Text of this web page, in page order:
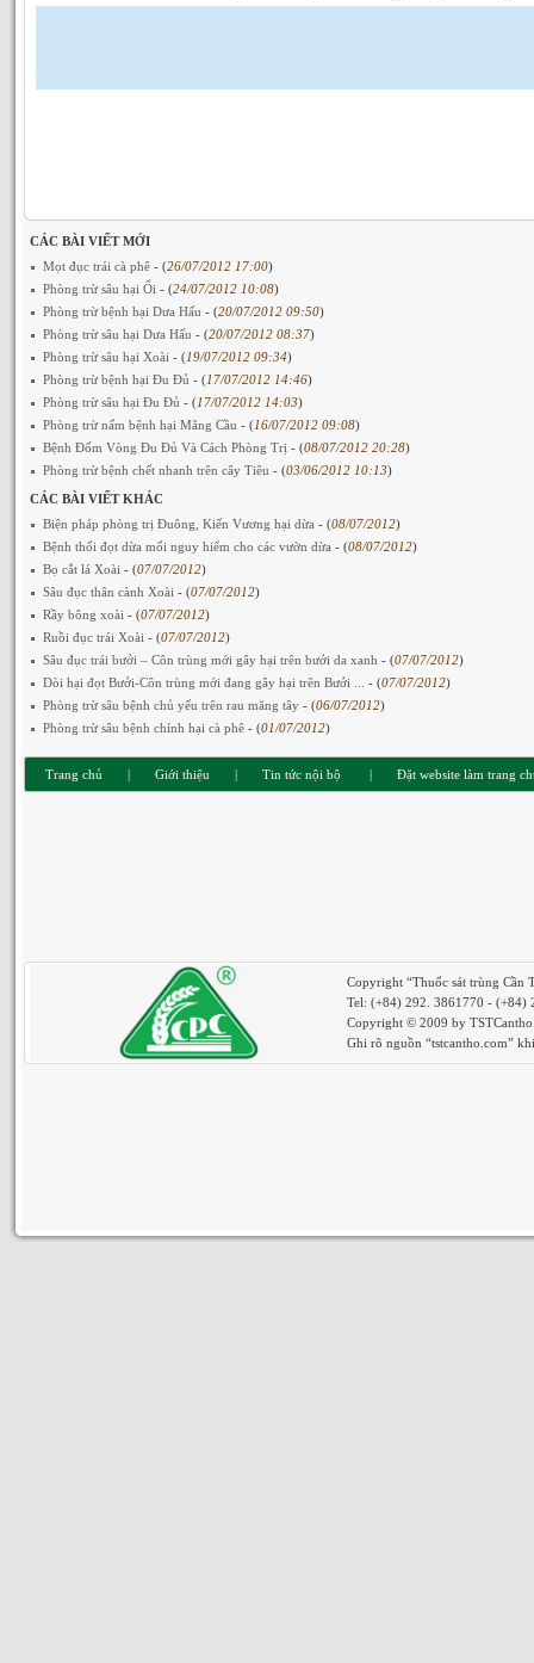
CÁC BÀI VIẾT MỚI
Mọt đục trái cà phê - (26/07/2012 17:00)
Phòng trừ sâu hại Ổi - (24/07/2012 10:08)
Phòng trừ bệnh hại Dưa Hấu - (20/07/2012 09:50)
Phòng trừ sâu hại Dưa Hấu - (20/07/2012 08:37)
Phòng trừ sâu hại Xoài - (19/07/2012 09:34)
Phòng trừ bệnh hại Đu Đủ - (17/07/2012 14:46)
Phòng trừ sâu hại Đu Đủ - (17/07/2012 14:03)
Phòng trừ nấm bệnh hại Mãng Cầu - (16/07/2012 09:08)
Bệnh Đốm Vòng Đu Đủ Và Cách Phòng Trị - (08/07/2012 20:28)
Phòng trừ bệnh chết nhanh trên cây Tiêu - (03/06/2012 10:13)
CÁC BÀI VIẾT KHÁC
Biện pháp phòng trị Đuông, Kiến Vương hại dừa - (08/07/2012)
Bệnh thối đọt dừa mối nguy hiểm cho các vườn dừa - (08/07/2012)
Bọ cắt lá Xoài - (07/07/2012)
Sâu đục thân cành Xoài - (07/07/2012)
Rầy bông xoài - (07/07/2012)
Ruồi đục trái Xoài - (07/07/2012)
Sâu đục trái bưởi – Côn trùng mới gây hại trên bưởi da xanh - (07/07/2012)
Dòi hại đọt Bưởi-Côn trùng mới đang gây hại trên Bưởi ... - (07/07/2012)
Phòng trừ sâu bệnh chủ yếu trên rau măng tây - (06/07/2012)
Phòng trừ sâu bệnh chính hại cà phê - (01/07/2012)
Trang chủ | Giới thiệu | Tin tức nội bộ | Đặt website làm trang
Copyright “Thuốc sát trùng Cần
Tel: (+84) 292. 3861770 - (+84)
Copyright © 2009 by
Ghi rõ nguồn “tstcantho.com”